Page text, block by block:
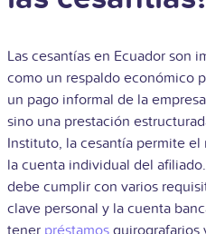
Las cesantías en Ecuador son
como un respaldo económico
un pago informal de la
sino una prestación
Instituto, la cesantía permite
la cuenta individual del
debe cumplir con varios
clave personal y la cuenta